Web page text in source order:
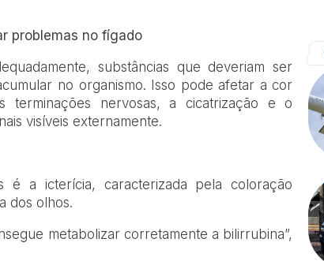
problemas no fígado
substâncias que deveriam ser
no organismo. Isso pode afetar a cor
terminações nervosas, a cicatrização e o
visíveis externamente.
é a icterícia, caracterizada pela coloração
dos olhos.
metabolizar corretamente a bilirrubina”,